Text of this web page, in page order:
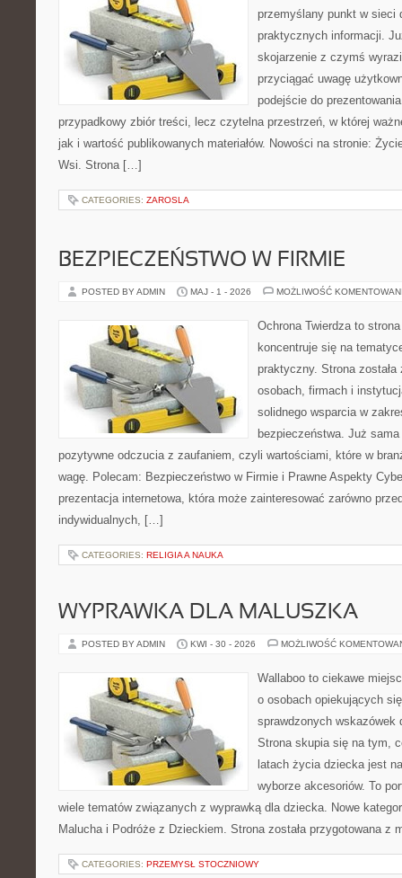
przemyślany punkt w sieci
praktycznych informacji.
skojarzenie z czymś
przyciągać uwagę
podejście do
przypadkowy zbiór treści, lecz czytelna przestrzeń, w której
jak i wartość publikowanych materiałów. Nowości na stronie:
Wsi. Strona […]
CATEGORIES: ZAROSLA
BEZPIECZEŃSTWO W FIRMIE
POSTED BY ADMIN MAJ - 1 - 2026 MOŻLIWOŚĆ
Ochrona Twierdza to
koncentruje się na
praktyczny. Strona
osobach, firmach i
solidnego wsparcia w
bezpieczeństwa. Już
pozytywne odczucia z zaufaniem, czyli wartościami, które w
wagę. Polecam: Bezpieczeństwo w Firmie i Prawne Aspekty
prezentacja internetowa, która może zainteresować zarówno
indywidualnych, […]
CATEGORIES: RELIGIA A NAUKA
WYPRAWKA DLA MALUSZKA
POSTED BY ADMIN KWI - 30 - 2026 MOŻLIWOŚĆ
Wallaboo to ciekawe
o osobach opiekujących
sprawdzonych wskazówek
Strona skupia się na tym,
latach życia dziecka jest
wyborze akcesoriów. To
wiele tematów związanych z wyprawką dla dziecka. Nowe
Malucha i Podróże z Dzieckiem. Strona została przygotowana z
CATEGORIES: PRZEMYSŁ STOCZNIOWY